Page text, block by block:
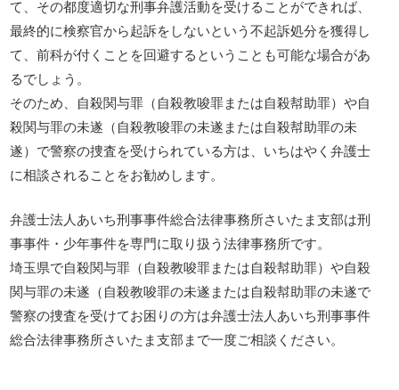
て、その都度適切な刑事弁護活動を受けることができれば、
最終的に検察官から起訴をしないという不起訴処分を獲得し
て、前科が付くことを回避するということも可能な場合があ
るでしょう。
そのため、自殺関与罪（自殺教唆罪または自殺幇助罪）や自
殺関与罪の未遂（自殺教唆罪の未遂または自殺幇助罪の未
遂）で警察の捜査を受けられている方は、いちはやく弁護士
に相談されることをお勧めします。
弁護士法人あいち刑事事件総合法律事務所さいたま支部は刑
事事件・少年事件を専門に取り扱う法律事務所です。
埼玉県で自殺関与罪（自殺教唆罪または自殺幇助罪）や自殺
関与罪の未遂（自殺教唆罪の未遂または自殺幇助罪の未遂で
警察の捜査を受けてお困りの方は弁護士法人あいち刑事事件
総合法律事務所さいたま支部まで一度ご相談ください。